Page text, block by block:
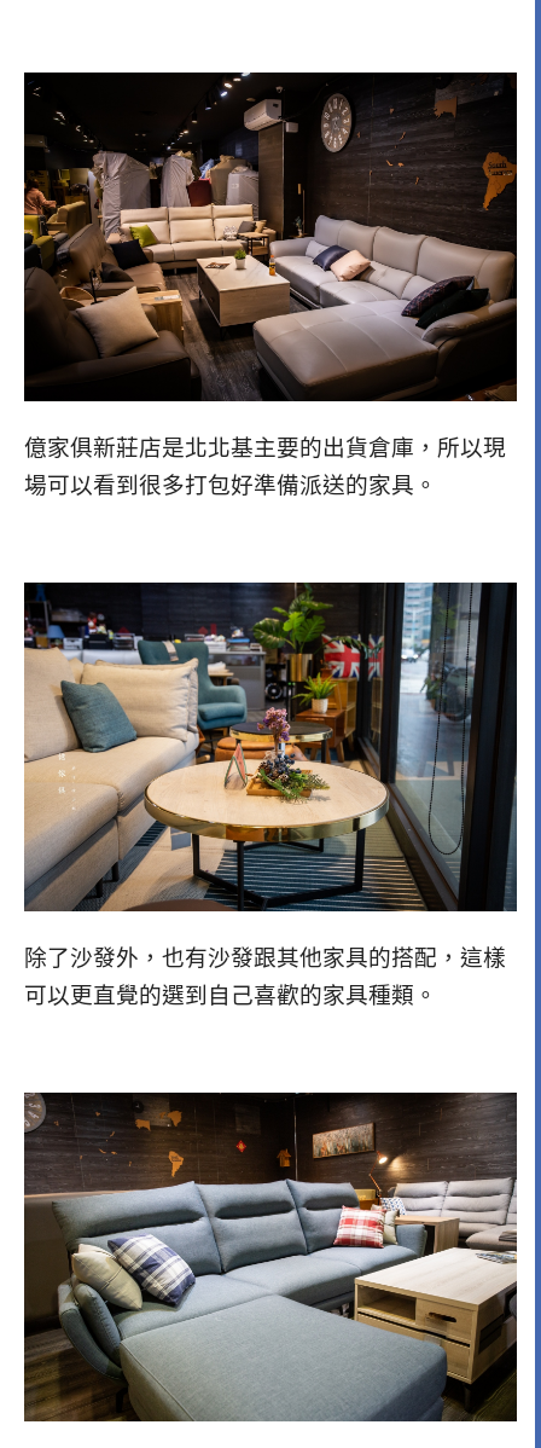
億家俱新莊店是北北基主要的出貨倉庫，所以現
場可以看到很多打包好準備派送的家具。
除了沙發外，也有沙發跟其他家具的搭配， 這樣
可以更直覺的選到自己喜歡的家具種類。